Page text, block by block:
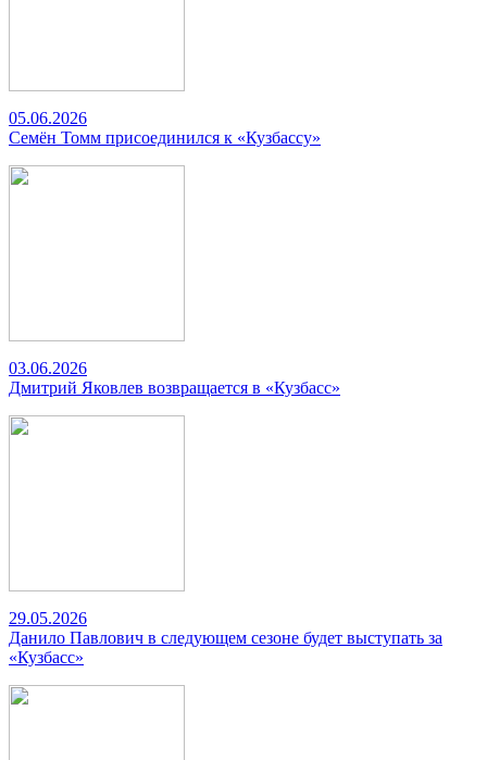
05.06.2026
Семён Томм присоединился к «Кузбассу»
03.06.2026
Дмитрий Яковлев возвращается в «Кузбасс»
29.05.2026
Данило Павлович в следующем сезоне будет выступать за
«Кузбасс»